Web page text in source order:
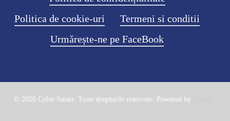
Politica de cookie-uri
Termeni si conditii
Urmărește-ne pe FaceBook
© 2026 Color Smart. Toate drepturile rezervate. Powered by